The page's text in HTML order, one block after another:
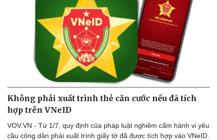
Sức khỏe
Dinh dưỡng - món ngon
Cây thuốc
Sản phụ khoa
Đời sống
Blog
Tình yêu - Gia đình
Không phải xuất trình thẻ căn cước nếu đã tích
hợp trên VNeID
VOV.VN - Từ 1/7, quy định của pháp luật nghiêm cấm hành vi yêu
cầu công dân phải xuất trình giấy tờ đã được tích hợp vào VNeID.